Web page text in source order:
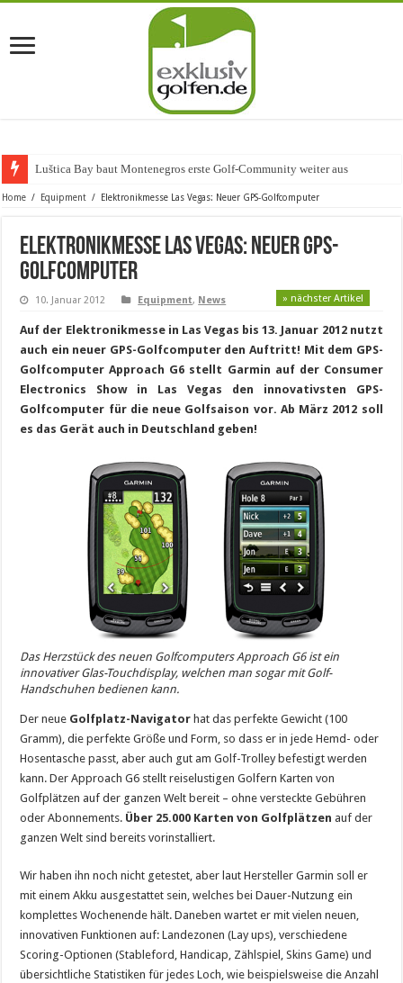
Luštica Bay baut Montenegros erste Golf-Community weiter aus
Home / Equipment / Elektronikmesse Las Vegas: Neuer GPS-Golfcomputer
Elektronikmesse Las Vegas: Neuer GPS-
Golfcomputer
10. Januar 2012 Equipment, News » nächster Artikel
Auf der Elektronikmesse in Las Vegas bis 13. Januar 2012 nutzt
auch ein neuer GPS-Golfcomputer den Auftritt! Mit dem GPS-
Golfcomputer Approach G6 stellt Garmin auf der Consumer
Electronics Show in Las Vegas den innovativsten GPS-
Golfcomputer für die neue Golfsaison vor. Ab März 2012 soll
es das Gerät auch in Deutschland geben!
Das Herzstück des neuen Golfcomputers Approach G6 ist ein
innovativer Glas-Touchdisplay, welchen man sogar mit Golf-
Handschuhen bedienen kann.
Der neue Golfplatz-Navigator hat das perfekte Gewicht (100
Gramm), die perfekte Größe und Form, so dass er in jede Hemd- oder
Hosentasche passt, aber auch gut am Golf-Trolley befestigt werden
kann. Der Approach G6 stellt reiselustigen Golfern Karten von
Golfplätzen auf der ganzen Welt bereit – ohne versteckte Gebühren
oder Abonnements. Über 25.000 Karten von Golfplätzen auf der
ganzen Welt sind bereits vorinstalliert.
Wir haben ihn noch nicht getestet, aber laut Hersteller Garmin soll er
mit einem Akku ausgestattet sein, welches bei Dauer-Nutzung ein
komplettes Wochenende hält. Daneben wartet er mit vielen neuen,
innovativen Funktionen auf: Landezonen (Lay ups), verschiedene
Scoring-Optionen (Stableford, Handicap, Zählspiel, Skins Game) und
übersichtliche Statistiken für jedes Loch, wie beispielsweise die Anzahl